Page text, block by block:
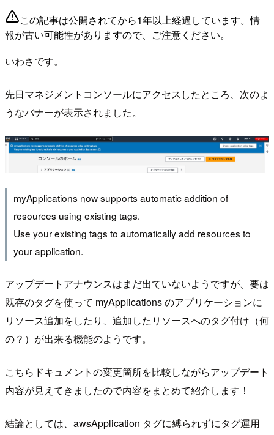
この記事は公開されてから1年以上経過しています。情
報が古い可能性がありますので、ご注意ください。
いわさです。
先日マネジメントコンソールにアクセスしたところ、次のよ
うなバナーが表示されました。
myApplications now supports automatic addition of
resources using existing tags.
Use your existing tags to automatically add resources to
your application.
アップデートアナウンスはまだ出ていないようですが、要は
既存のタグを使って myApplications のアプリケーションに
リソース追加をしたり、追加したリソースへのタグ付け（何
の？）が出来る機能のようです。
こちらドキュメントの変更箇所を比較しながらアップデート
内容が見えてきましたので内容をまとめて紹介します！
結論としては、awsApplication タグに縛られずにタグ運用